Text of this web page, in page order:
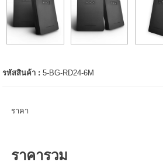
รหัสสินค้า :5-BG-RD24-6M
ราคา
ราคารวม